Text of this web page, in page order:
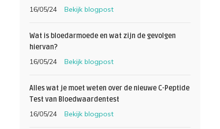
16/05/24 Bekijk blogpost
Wat is bloedarmoede en wat zijn de gevolgen
hiervan?
16/05/24 Bekijk blogpost
Alles wat je moet weten over de nieuwe C-Peptide
Test van Bloedwaardentest
16/05/24 Bekijk blogpost